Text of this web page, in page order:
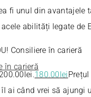
fi unul din
abilități legate de
în carieră
180.00lei
ai când vrei să ajungi